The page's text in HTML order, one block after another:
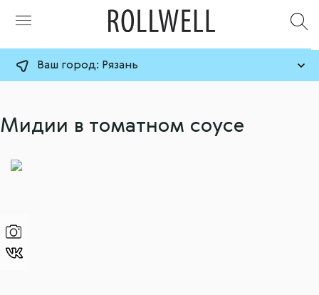
Ваш город: Рязань
Мидии в томатном соусе